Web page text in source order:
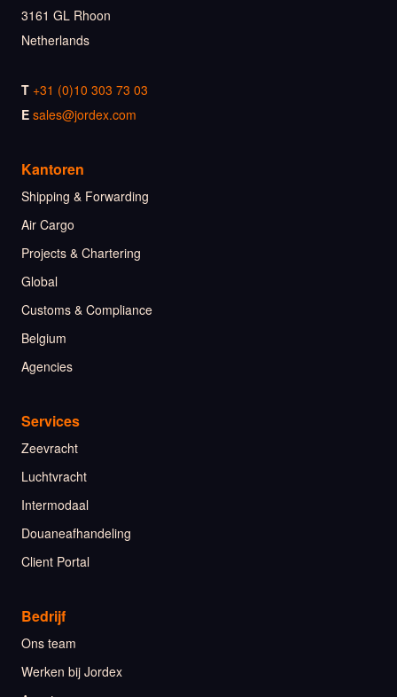
3161 GL Rhoon
Netherlands
T +31 (0)10 303 73 03
E sales@jordex.com
Kantoren
Shipping & Forwarding
Air Cargo
Projects & Chartering
Global
Customs & Compliance
Belgium
Agencies
Services
Zeevracht
Luchtvracht
Intermodaal
Douaneafhandeling
Client Portal
Bedrijf
Ons team
Werken bij Jordex